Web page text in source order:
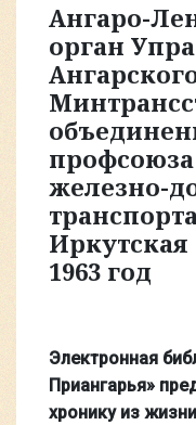
Ангаро-
орган
железно-
Иркутская
1963 год
Электронная
Приангарья»
хронику из